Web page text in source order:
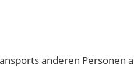
anderen Personen